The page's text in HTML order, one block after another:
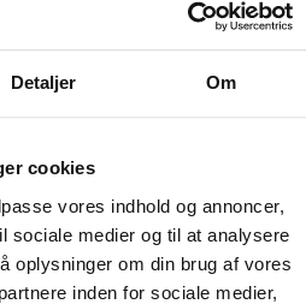
Detaljer Om
cookies
vores indhold og annoncer,
sociale medier og til at analysere
oplysninger om din brug af vores
inden for sociale medier,
opstartspris på 350kr
HER
HER